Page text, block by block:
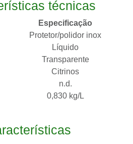
técnicas
Especificação
Protetor/polidor inox
Líquido
Transparente
Citrinos
n.d.
0,830 kg/L